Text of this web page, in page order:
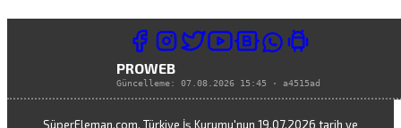
PROWEB
Güncelleme: 07.08.2026 15:45 · a4515ad
SüperEleman.com, Türkiye İş Kurumu'nun 19.07.2026 tarih ve